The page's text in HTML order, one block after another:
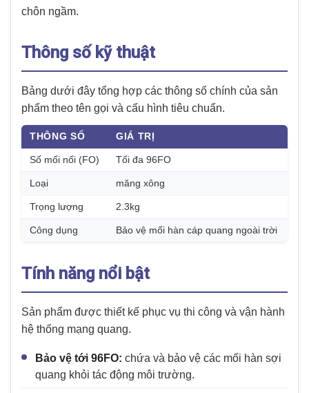
chôn ngầm.
Thông số kỹ thuật
Bảng dưới đây tổng hợp các thông số chính của sản
phẩm theo tên gọi và cấu hình tiêu chuẩn.
THÔNG SỐ GIÁ TRỊ
Số mối nối (FO) Tối đa 96FO
Loại măng xông
Trọng lượng 2.3kg
Công dụng Bảo vệ mối hàn cáp quang ngoài trời
Tính năng nổi bật
Sản phẩm được thiết kế phục vụ thi công và vận hành
hệ thống mạng quang.
Bảo vệ tới 96FO: chứa và bảo vệ các mối hàn sợi
quang khỏi tác động môi trường.